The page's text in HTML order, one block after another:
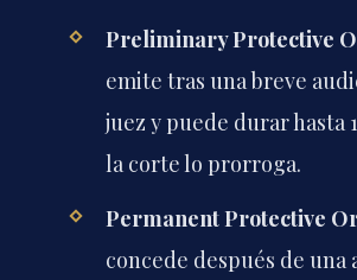
Preliminary Protective
emite tras una breve
juez y puede durar hasta
la corte lo prorroga.
Permanent Protective
concede después de una